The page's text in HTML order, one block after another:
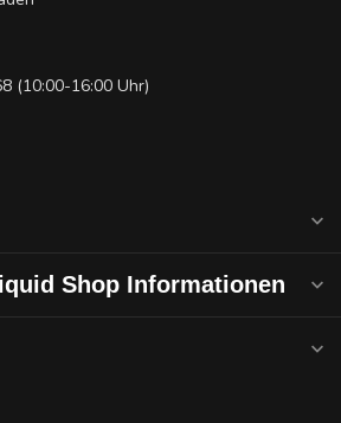
(10:00-16:00 Uhr)
Shop Informationen